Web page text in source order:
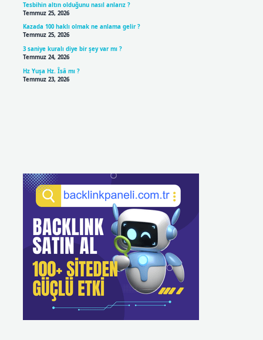
Tesbihin altın olduğunu nasıl anlarız ?
Temmuz 25, 2026
Kazada 100 haklı olmak ne anlama gelir ?
Temmuz 25, 2026
3 saniye kuralı diye bir şey var mı ?
Temmuz 24, 2026
Hz Yuşa Hz. Îsâ mı ?
Temmuz 23, 2026